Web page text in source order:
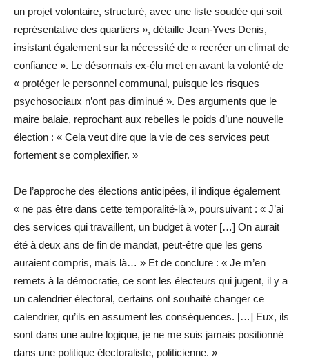
un projet volontaire, structuré, avec une liste soudée qui soit
représentative des quartiers », détaille Jean-Yves Denis,
insistant également sur la nécessité de « recréer un climat de
confiance ». Le désormais ex-élu met en avant la volonté de
« protéger le personnel communal, puisque les risques
psychosociaux n’ont pas diminué ». Des arguments que le
maire balaie, reprochant aux rebelles le poids d’une nouvelle
élection : « Cela veut dire que la vie de ces services peut
fortement se ­complexifier. »
De l’approche des élections anticipées, il indique également
« ne pas être dans cette temporalité-là », poursuivant : « J’ai
des services qui travaillent, un budget à voter […] On aurait
été à deux ans de fin de mandat, peut-être que les gens
auraient compris, mais là… » Et de conclure : « Je m’en
remets à la démocratie, ce sont les électeurs qui jugent, il y a
un calendrier électoral, certains ont souhaité changer ce
calendrier, qu’ils en assument les conséquences. […] Eux, ils
sont dans une autre logique, je ne me suis jamais positionné
dans une politique électoraliste, politicienne. »